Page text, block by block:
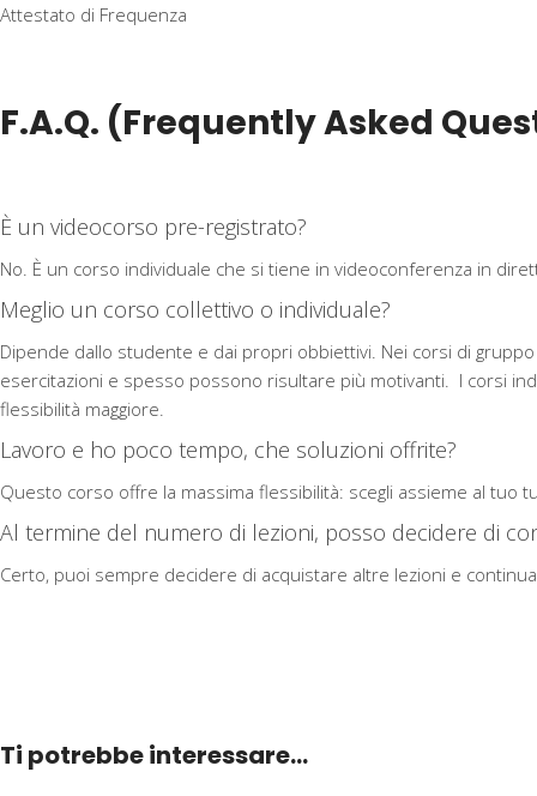
Attestato di Frequenza
F.A.Q. (Frequently Asked
È un videocorso pre-registrato?
No. È un corso individuale che si tiene in videoconferenza in
Meglio un corso collettivo o individuale?
Dipende dallo studente e dai propri obbiettivi. Nei corsi di
esercitazioni e spesso possono risultare più motivanti. I corsi
flessibilità maggiore.
Lavoro e ho poco tempo, che soluzioni offrite?
Questo corso offre la massima flessibilità: scegli assieme al tuo
Al termine del numero di lezioni, posso decidere di
Certo, puoi sempre decidere di acquistare altre lezioni e
Ti potrebbe interessare…